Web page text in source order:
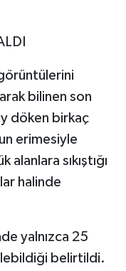
bilinen son
döken birkaç
erimesiyle
sıkıştığı
halinde
yalnızca 25
belirtildi.